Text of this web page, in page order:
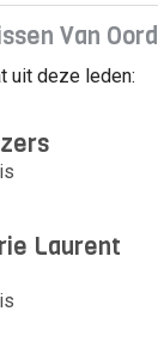
Van Oord
uit deze leden:
Laurent